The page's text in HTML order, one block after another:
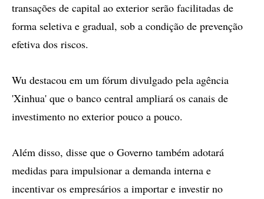
transações de capital ao exterior serão facilitadas de
forma seletiva e gradual, sob a condição de prevenção
efetiva dos riscos.
Wu destacou em um fórum divulgado pela agência
'Xinhua' que o banco central ampliará os canais de
investimento no exterior pouco a pouco.
Além disso, disse que o Governo também adotará
medidas para impulsionar a demanda interna e
incentivar os empresários a importar e investir no